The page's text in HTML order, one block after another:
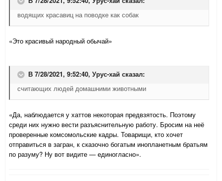
водящих красавиц на поводке как собак
«Это красивый народный обычай»
В 7/28/2021, 9:52:40, Урус-хай сказал:
считающих людей домашними животными
«Да, наблюдается у хаттов некоторая предвзятость. Поэтому
среди них нужно вести разъяснительную работу. Бросим на неё
проверенные комсомольские кадры. Товарищи, кто хочет
отправиться в загран, к сказочно богатым инопланетным братьям
по разуму? Ну вот видите — единогласно».